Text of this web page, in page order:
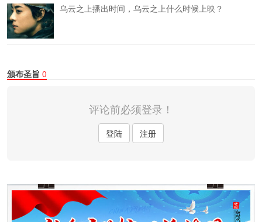
乌云之上播出时间，乌云之上什么时候上映？
颁布圣旨 0
评论前必须登录！
登陆 注册